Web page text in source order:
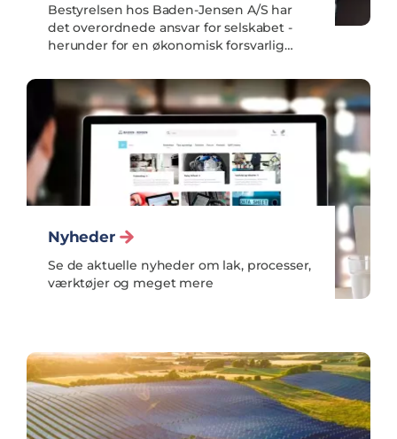
Bestyrelsen hos Baden-Jensen A/S har
det overordnede ansvar for selskabet -
herunder for en økonomisk forsvarlig
Nyheder
Se de aktuelle nyheder om lak, processer,
værktøjer og meget mere